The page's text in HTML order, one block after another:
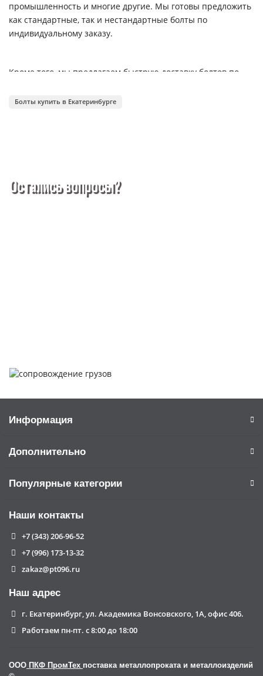
промышленность и многие другие. Мы готовы предложить
как стандартные, так и нестандартные болты по
индивидуальному заказу.
Кроме того, мы предлагаем быструю доставку болтов по
и конкурентоспособные цены.
Болты купить в Екатеринбурге
Остались вопросы?
Информация
Дополнительно
Популярные категории
Наши контакты
+7 (343) 206-96-52
+7 (996) 173-13-32
zakaz@pt096.ru
Наш адрес
г. Екатеринбург, ул. Академика Вонсовского, 1А, офис 406.
Работаем пн-пт. с 8:00 до 18:00
ООО ПКФ ПромТех поставка металлопроката и металлоизделий